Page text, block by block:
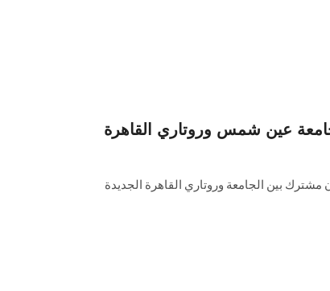
عين شمس وروتاري القاهرة
مشترك بين الجامعة وروتاري القاهرة الجديدة